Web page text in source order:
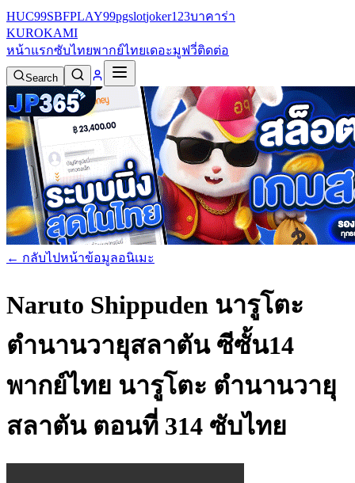
HUC99SBFPLAY99pgslotjoker123บาคาร่า
KUROKAMI
หน้าแรกซับไทยพากย์ไทยเดอะมูฟวี่ติดต่อ
Search
← กลับไปหน้าข้อมูลอนิเมะ
Naruto Shippuden นารูโตะ
ตำนานวายุสลาตัน ซีซั้น14
พากย์ไทย นารูโตะ ตำนานวายุ
สลาตัน ตอนที่ 314 ซับไทย